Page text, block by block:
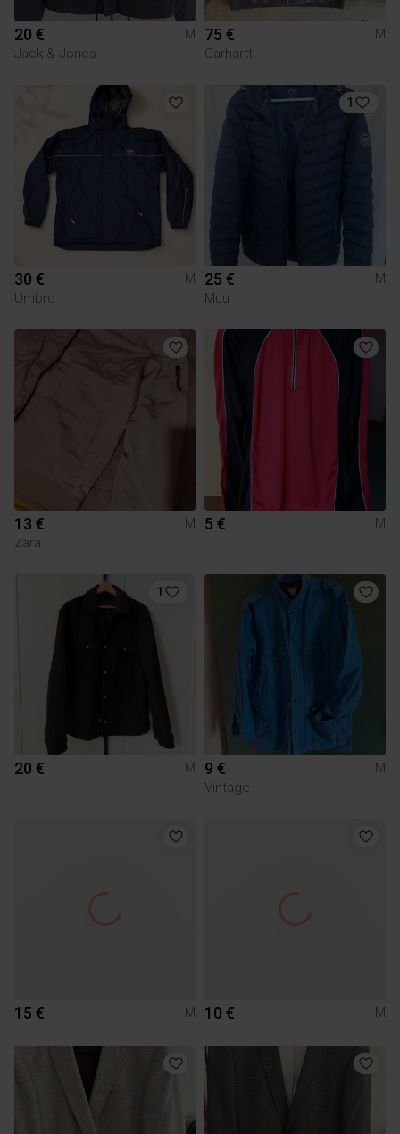
20 €
M
Jack & Jones
75 €
M
Carhartt
30 €
M
Umbro
1
25 €
M
Muu
13 €
M
Zara
5 € M
1
20 € M 9 €
M
Vintage
15 € M 10 € M